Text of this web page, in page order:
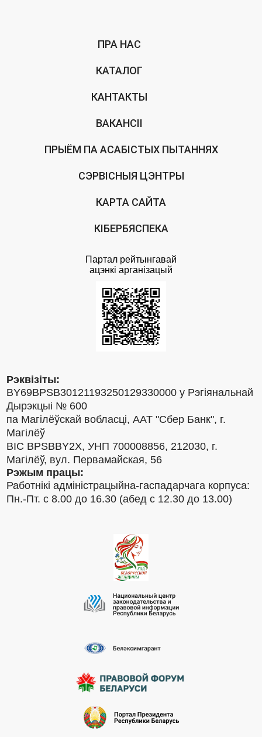
ПРА НАС
КАТАЛОГ
КАНТАКТЫ
ВАКАНСІІ
ПРЫЁМ ПА АСАБІСТЫХ ПЫТАННЯХ
СЭРВІСНЫЯ ЦЭНТРЫ
КАРТА САЙТА
КІБЕРБЯСПЕКА
Партал рейтынгавай
ацэнкi арганiзацый
Рэквізіты:
BY69BPSB30121193250129330000 у Рэгіянальнай
Дырэкцыі № 600
па Магілёўскай вобласці, ААТ "Сбер Банк", г.
Магілёў
BIC BPSBBY2X, УНП 700008856, 212030, г.
Магілёў, вул. Первамайская, 56
Рэжым працы:
Работнікі адміністрацыйна-гаспадарчага корпуса:
Пн.-Пт. с 8.00 до 16.30 (абед с 12.30 до 13.00)